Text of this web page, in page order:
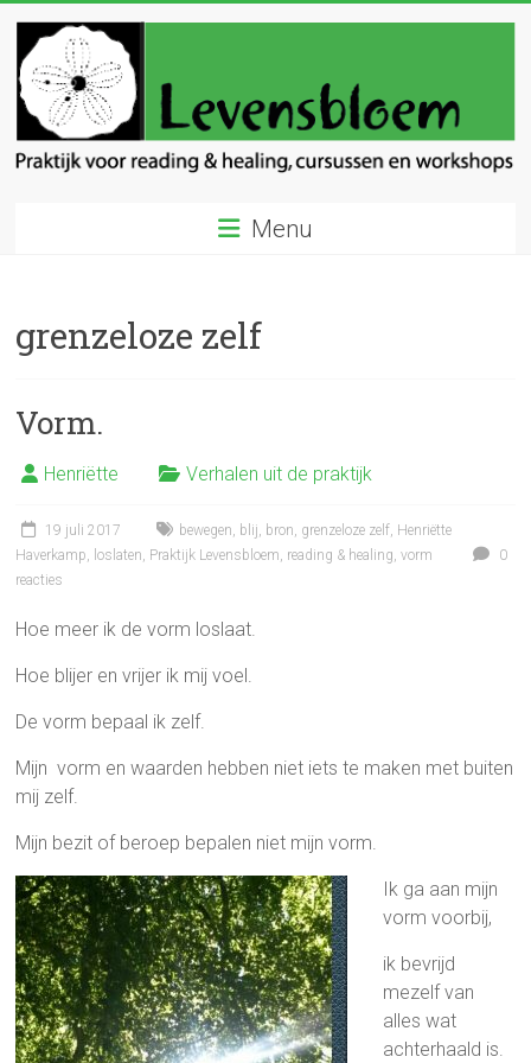
inhoud
Levensbloem
en
Menu
grenzeloze zelf
Vorm.
Henriëtte Verhalen uit de praktijk
19 juli 2017 bewegen, blij, bron, grenzeloze zelf, Henriëtte
Haverkamp, loslaten, Praktijk Levensbloem, reading & healing,vorm
0
reacties
Hoe meer ik de vorm loslaat.
Hoe blijer en vrijer ik mij voel.
De vorm bepaal ik zelf.
Mijn vorm en waarden hebben niet iets te maken met buiten
mij zelf.
Mijn bezit of beroep bepalen niet mijn vorm.
Ik ga aan mijn
vorm voorbij,
ik bevrijd
mezelf van
alles wat
achterhaald is.